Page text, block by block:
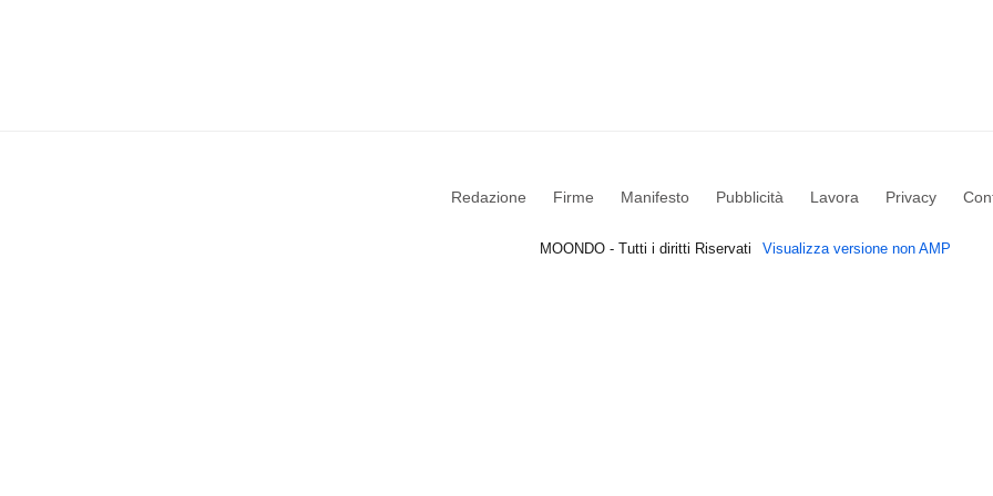
Redazione Firme Manifesto Pubblicità Lavora Privacy
MOONDO - Tutti i diritti Riservati Visualizza versione non AMP